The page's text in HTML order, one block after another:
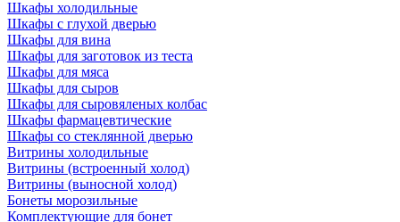
Шкафы холодильные
Шкафы с глухой дверью
Шкафы для вина
Шкафы для заготовок из теста
Шкафы для мяса
Шкафы для сыров
Шкафы для сыровяленых колбас
Шкафы фармацевтические
Шкафы со стеклянной дверью
Витрины холодильные
Витрины (встроенный холод)
Витрины (выносной холод)
Бонеты морозильные
Комплектующие для бонет